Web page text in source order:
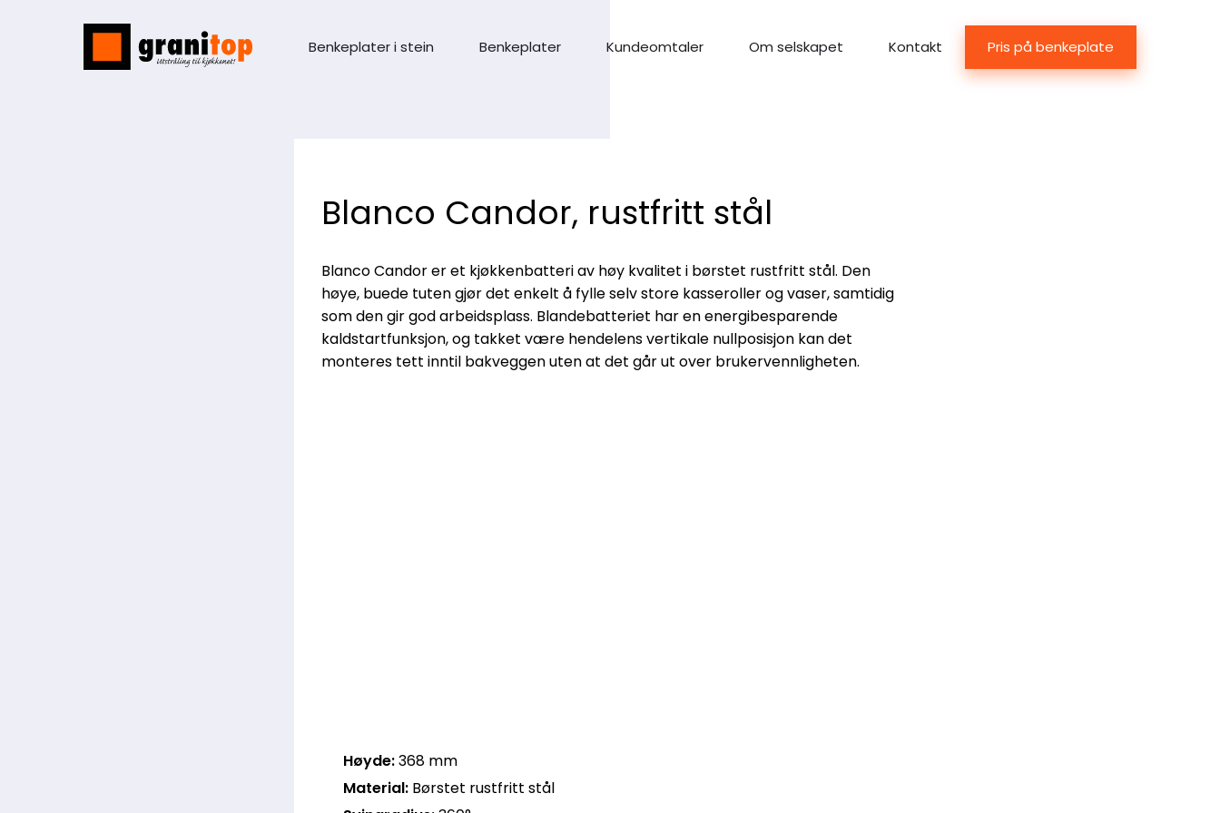
Benkeplater i stein Benkeplater Kundeomtaler Om selskapet Kontakt Pris på benkeplate
Blanco Candor, rustfritt stål
Blanco Candor er et kjøkkenbatteri av høy kvalitet i børstet rustfritt stål. Den
høye, buede tuten gjør det enkelt å fylle selv store kasseroller og vaser, samtidig
som den gir god arbeidsplass. Blandebatteriet har en energibesparende
kaldstartfunksjon, og takket være hendelens vertikale nullposisjon kan det
monteres tett inntil bakveggen uten at det går ut over brukervennligheten.
Høyde:368 mm
Material: Børstet rustfritt stål